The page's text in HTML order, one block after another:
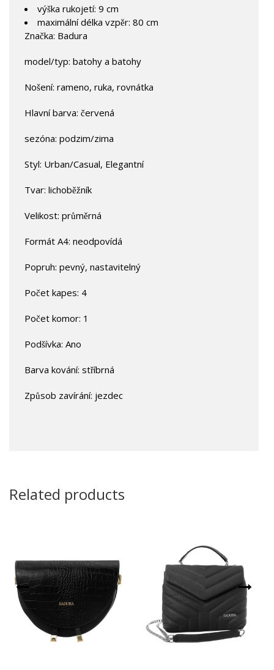
výška rukojetí: 9 cm
maximální délka vzpěr: 80 cm
Značka: Badura
model/typ: batohy a batohy
Nošení: rameno, ruka, rovnátka
Hlavní barva: červená
sezóna: podzim/zima
Styl: Urban/Casual, Elegantní
Tvar: lichoběžník
Velikost: průměrná
Formát A4: neodpovídá
Popruh: pevný, nastavitelný
Počet kapes: 4
Počet komor: 1
Podšívka: Ano
Barva kování: stříbrná
Způsob zavírání: jezdec
Related products